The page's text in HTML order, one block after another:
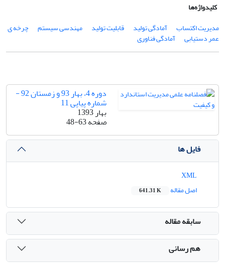
کلیدواژه‌ها
مدیریت اکتساب
آمادگی تولید قابلیت تولید مهندسی سیستم چرخه ی
عمر دستیابی آمادگی فناوری
دوره 4، بهار 93 و زمستان 92 -
شماره پیاپی 11
بهار 1393
صفحه48-63
فایل ها
اصل مقاله
641.31 K
سابقه مقاله
هم رسانی